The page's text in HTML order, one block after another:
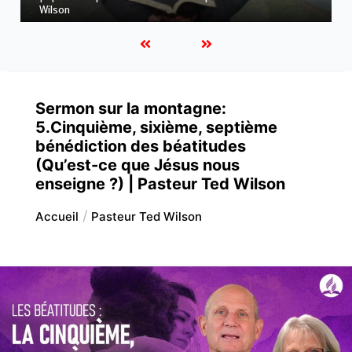
Wilson
Sermon sur la montagne:
5.Cinquième, sixième, septième
bénédiction des béatitudes
(Qu’est-ce que Jésus nous
enseigne ?) | Pasteur Ted Wilson
Accueil Pasteur Ted Wilson